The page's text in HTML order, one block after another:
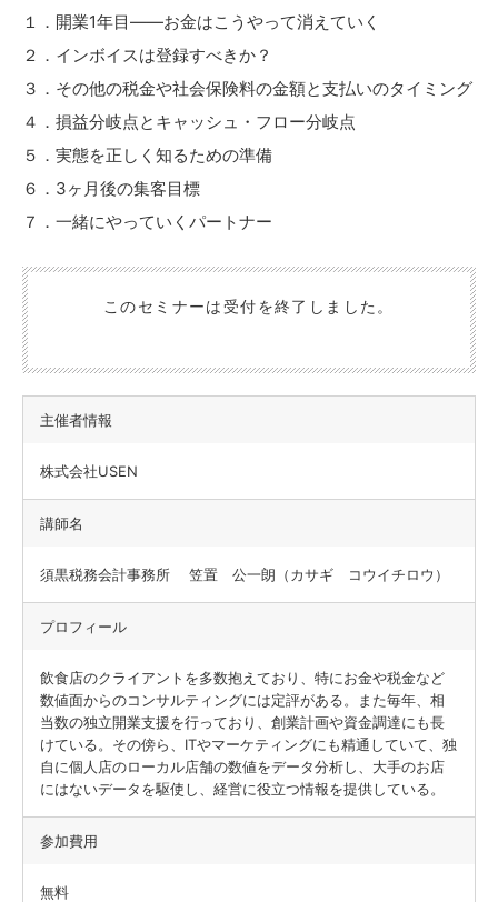
１．開業1年目――お金はこうやって消えていく
２．インボイスは登録すべきか？
３．その他の税金や社会保険料の金額と支払いのタイミング
４．損益分岐点とキャッシュ・フロー分岐点
５．実態を正しく知るための準備
６．3ヶ月後の集客目標
７．一緒にやっていくパートナー
このセミナーは受付を終了しました。
主催者情報
株式会社USEN
講師名
須黒税務会計事務所 笠置 公一朗（カサギ コウイチロウ）
プロフィール
飲食店のクライアントを多数抱えており、特にお金や税金など
数値面からのコンサルティングには定評がある。また毎年、相
当数の独立開業支援を行っており、創業計画や資金調達にも長
けている。その傍ら、ITやマーケティングにも精通していて、独
自に個人店のローカル店舗の数値をデータ分析し、大手のお店
にはないデータを駆使し、経営に役立つ情報を提供している。
参加費用
無料